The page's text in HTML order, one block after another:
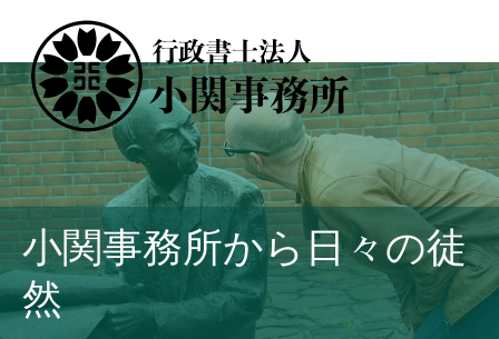
小関事務所から日々の徒
然